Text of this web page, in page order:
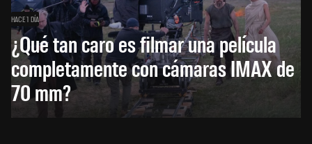
HACE 1 DÍA
¿Qué tan caro es filmar una película
completamente con cámaras IMAX de
70 mm?